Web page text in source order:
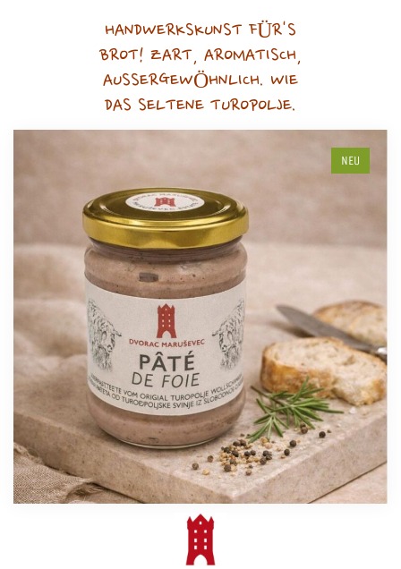
HANDWERKSKUNST FÜR'S
BROT! ZART, AROMATISCH,
AUSSERGEWÖHNLICH. WIE
DAS SELTENE TUROPOLJE.
NEU